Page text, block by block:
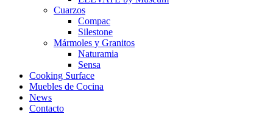
Cuarzos
Compac
Silestone
Mármoles y Granitos
Naturamia
Sensa
Cooking Surface
Muebles de Cocina
News
Contacto